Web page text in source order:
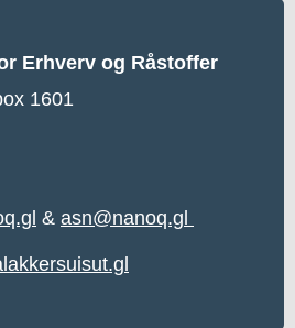
Erhverv og Råstoffer
1601
& asn@nanoq.gl